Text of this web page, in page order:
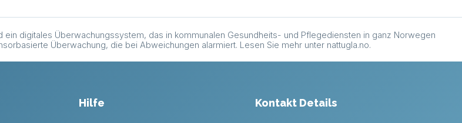
ein digitales Überwachungssystem, das in kommunalen Gesundheits- und Pflegediensten in ganz Norwegen
Überwachung, die bei Abweichungen alarmiert. Lesen Sie mehr unter nattugla.no.
Hilfe Kontakt Details